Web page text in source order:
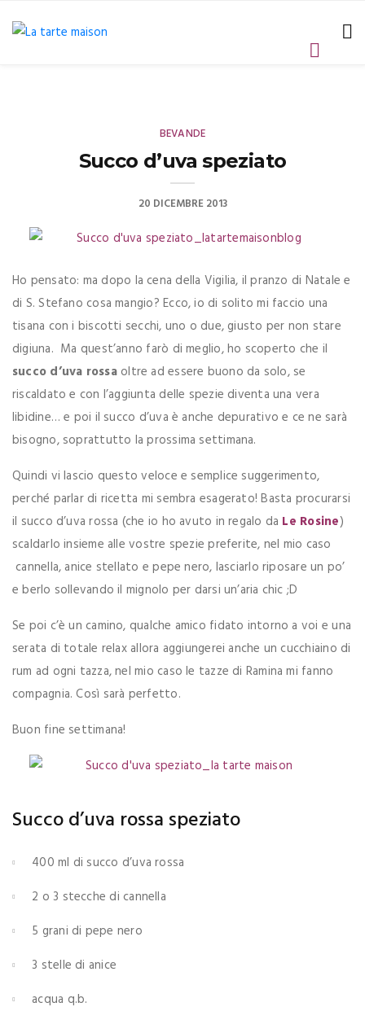
BEVANDE
Succo d’uva speziato
20 DICEMBRE 2013
Ho pensato: ma dopo la cena della Vigilia, il pranzo di Natale e
di S. Stefano cosa mangio? Ecco, io di solito mi faccio una
tisana con i biscotti secchi, uno o due, giusto per non stare
digiuna. Ma quest’anno farò di meglio, ho scoperto che il
succo d’uva rossaoltre ad essere buono da solo, se
riscaldato e con l’aggiunta delle spezie diventa una vera
libidine… e poi il succo d’uva è anche depurativo e ce ne sarà
bisogno, soprattutto la prossima settimana.
Quindi vi lascio questo veloce e semplice suggerimento,
perché parlar di ricetta mi sembra esagerato! Basta procurarsi
il succo d’uva rossa (che io ho avuto in regalo da Le Rosine)
scaldarlo insieme alle vostre spezie preferite, nel mio caso
cannella, anice stellato e pepe nero, lasciarlo riposare un po’
e berlo sollevando il mignolo per darsi un’aria chic ;D
Se poi c’è un camino, qualche amico fidato intorno a voi e una
serata di totale relax allora aggiungerei anche un cucchiaino di
rum ad ogni tazza, nel mio caso le tazze di Ramina mi fanno
compagnia. Così sarà perfetto.
Buon fine settimana!
Succo d’uva rossa speziato
400 ml di succo d’uva rossa
2 o 3 stecche di cannella
5 grani di pepe nero
3 stelle di anice
acqua q.b.